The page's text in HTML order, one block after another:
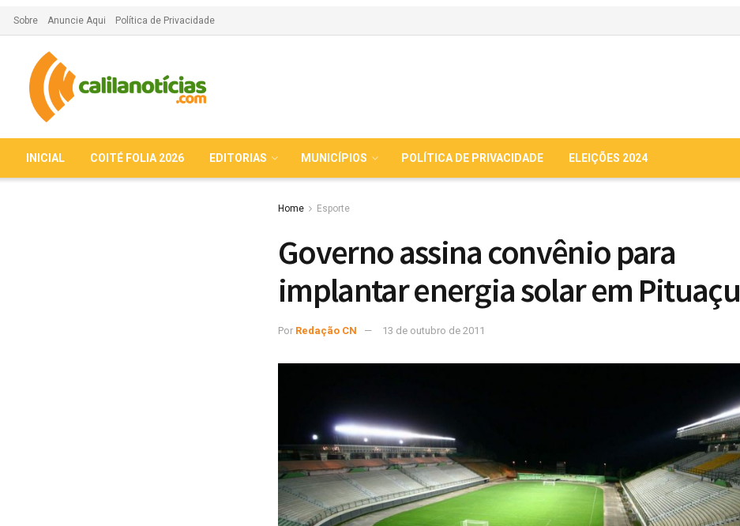
Sobre Anuncie Aqui Política de Privacidade
INICIAL COITÉ FOLIA 2026 EDITORIAS MUNICÍPIOS POLÍTICA DE PRIVACIDADE ELEIÇÕES 2024
Home Esporte
Governo assina convênio para
implantar energia solar em Pituaçu
Por Redação CN 13 de outubro de 2011